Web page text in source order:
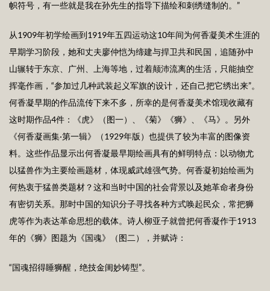
帜符号，有一些就是我在孙先生的指导下描绘和刺绣缝制的。”
从1909年初学绘画到1919年五四运动这10年间为何香凝美术生涯的
早期学习阶段，她和丈夫廖仲恺为缔建与捍卫共和民国，追随孙中
山辗转于东京、广州、上海等地，过着颠沛流离的生活，只能抽空
挥毫作画，“参加过几种武装起义军旗的设计，还自己把它绣出来”。
何香凝早期的作品流传下来不多，所幸的是何香凝美术馆现收藏有
这时期作品4件：《虎》（图一）、《菊》《狮》、《马》。另外
《何香凝画集·第一辑》（1929年版）也提供了较为丰富的图像资
料。这些作品显示出何香凝最早期绘画具有的鲜明特点：以动物尤
以猛兽作为主要绘画题材，体现威武雄强气势。何香凝初始绘画为
何热衷于猛兽类题材？这和当时中国的社会背景以及她革命者身份
有密切关系。那时中国的知识分子寻找各种方式唤起民众，常把狮
虎等作为表达革命思想的载体。诗人柳亚子就曾把何香凝作于1913
年的《狮》图题为《国魂》（图二），并赋诗：
“国魂招得睡狮醒，绝技金闺妙铸型”。